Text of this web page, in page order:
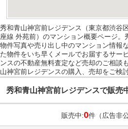
秀和青山神宮前レジデンス（東京都渋谷
座線 外苑前）のマンション概要ページ
物件写真や売り出し中のマンション情報
た物件をいち早くメールでお届するサー
ンスの不動産無料査定など売却のご相談
山神宮前レジデンスの購入、売却をご検
秀和青山神宮前レジデンスで販売
販売中:0件（広告非